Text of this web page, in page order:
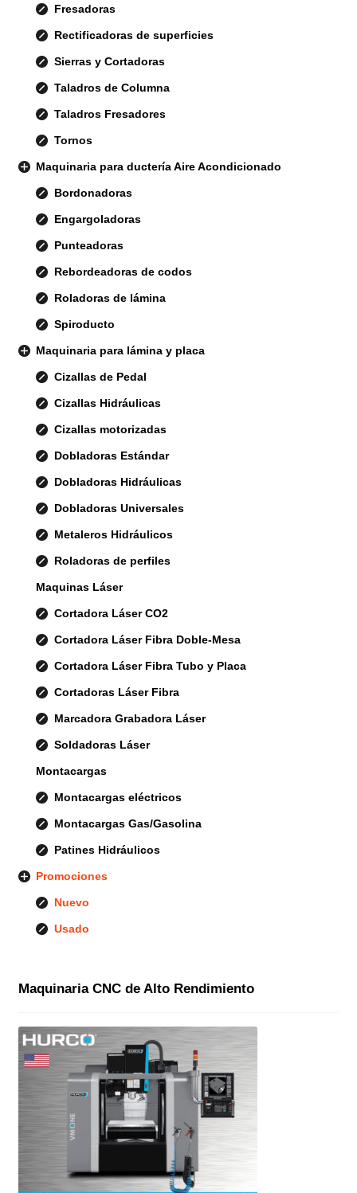
Fresadoras
Rectificadoras de superficies
Sierras y Cortadoras
Taladros de Columna
Taladros Fresadores
Tornos
Maquinaria para ductería Aire Acondicionado
Bordonadoras
Engargoladoras
Punteadoras
Rebordeadoras de codos
Roladoras de lámina
Spiroducto
Maquinaria para lámina y placa
Cizallas de Pedal
Cizallas Hidráulicas
Cizallas motorizadas
Dobladoras Estándar
Dobladoras Hidráulicas
Dobladoras Universales
Metaleros Hidráulicos
Roladoras de perfiles
Maquinas Láser
Cortadora Láser CO2
Cortadora Láser Fibra Doble-Mesa
Cortadora Láser Fibra Tubo y Placa
Cortadoras Láser Fibra
Marcadora Grabadora Láser
Soldadoras Láser
Montacargas
Montacargas eléctricos
Montacargas Gas/Gasolina
Patines Hidráulicos
Promociones
Nuevo
Usado
Maquinaria CNC de Alto Rendimiento